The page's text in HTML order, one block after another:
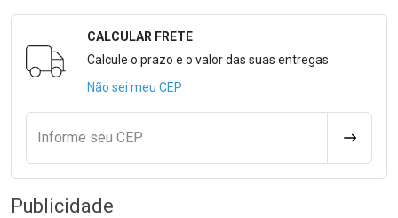
Formulário para Calcular o Frete
CALCULAR FRETE
Calcule o prazo e o valor das suas entregas
Não sei meu CEP
Informe seu CEP
Publicidade